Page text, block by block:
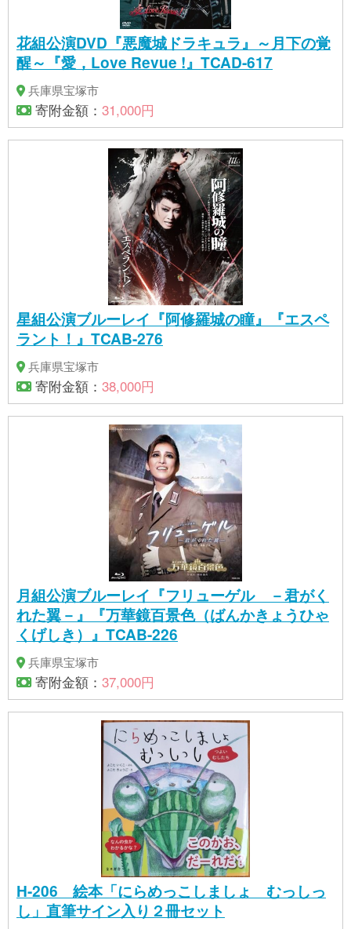
花組公演DVD『悪魔城ドラキュラ』～月下の覚
醒～『愛，Love Revue !』TCAD-617
兵庫県宝塚市
寄附金額： 31,000円
星組公演ブルーレイ『阿修羅城の瞳』『エスペ
ラント！』TCAB-276
兵庫県宝塚市
寄附金額： 38,000円
月組公演ブルーレイ『フリューゲル －君がく
れた翼－』『万華鏡百景色（ばんかきょうひゃ
くげしき）』TCAB-226
兵庫県宝塚市
寄附金額： 37,000円
H-206 絵本「にらめっこしましょ むっしっ
し」直筆サイン入り２冊セット